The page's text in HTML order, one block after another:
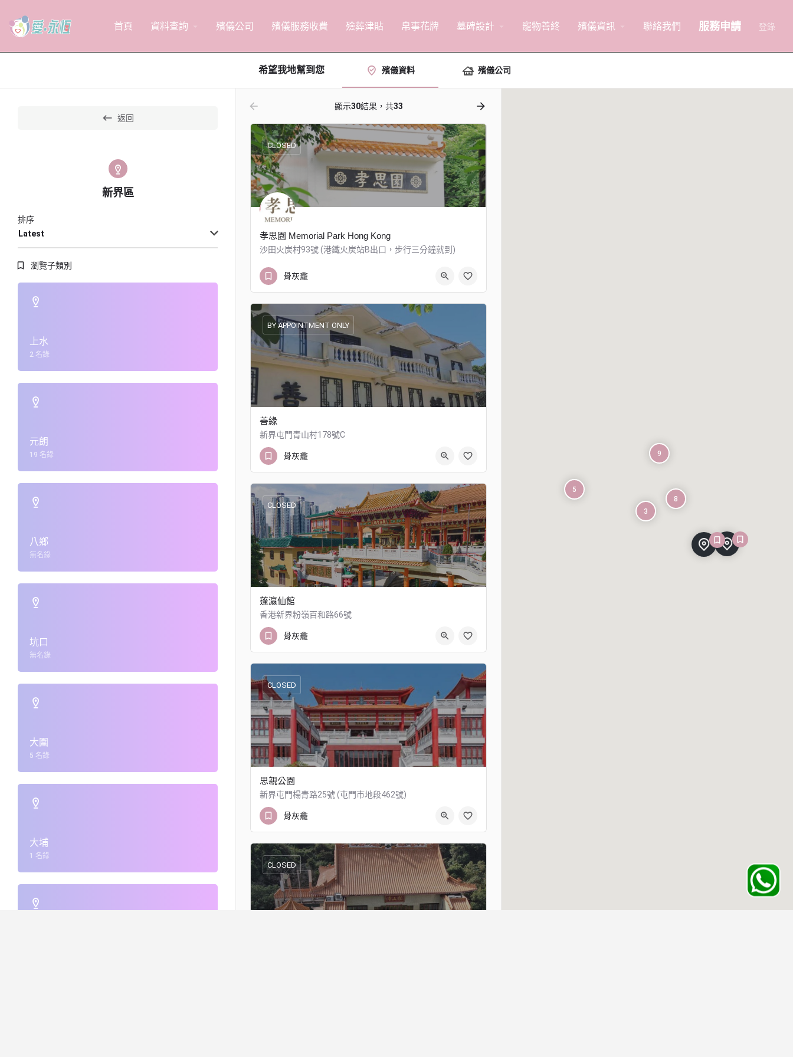
首頁 資料查詢 殯儀公司 殯儀服務收費 殮葬津貼 帛事花牌 墓碑設計 寵物善終 殯儀資訊 聯絡我們 服務申請 登錄
希望我地幫到您 殯儀資料 殯儀公司
返回
新界區
Latest
排序
瀏覽子類別
上水
2 名錄
元朗
19 名錄
八鄉
無名錄
坑口
無名錄
大圍
5 名錄
大埔
1 名錄
arrow_backward 顯示30結果，共33 arrow_forward
孝思園 Memorial Park Hong Kong
沙田火炭村93號 (港鐵火炭站B出口，步行三分鐘就到)
21454825
CLOSED
骨灰龕
善緣
新界屯門青山村178號C
21210111
BY APPOINTMENT ONLY
骨灰龕
蓬瀛仙館
香港新界粉嶺百和路66號
26699186
CLOSED
骨灰龕
思親公園
新界屯門楊青路25號 (屯門市地段462號)
81005007
CLOSED
骨灰龕
CLOSED
8
5
9
3